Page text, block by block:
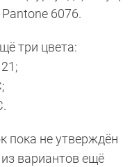
6076.
три цвета:
пока не утверждён
вариантов ещё